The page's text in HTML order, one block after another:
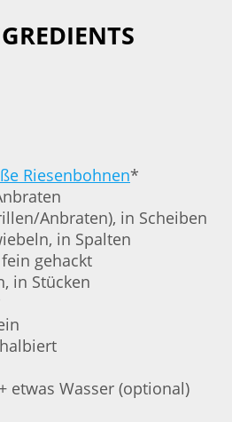
Riesenbohnen*
Anbraten), in Scheiben
in Spalten
gehackt
in Stücken
etwas Wasser (optional)